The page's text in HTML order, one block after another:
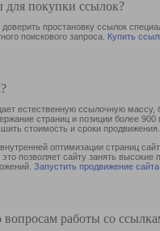
для покупки ссылок?
простановку ссылок
поискового запроса. Купить
естественную ссылочную
страниц и позиции более
стоимость и сроки продвижения.
оптимизации страниц
позволяет сайту занять
Запустить продвижение сайта
работы со